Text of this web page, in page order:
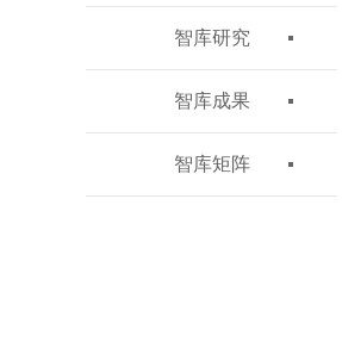
智库研究
智库成果
智库矩阵